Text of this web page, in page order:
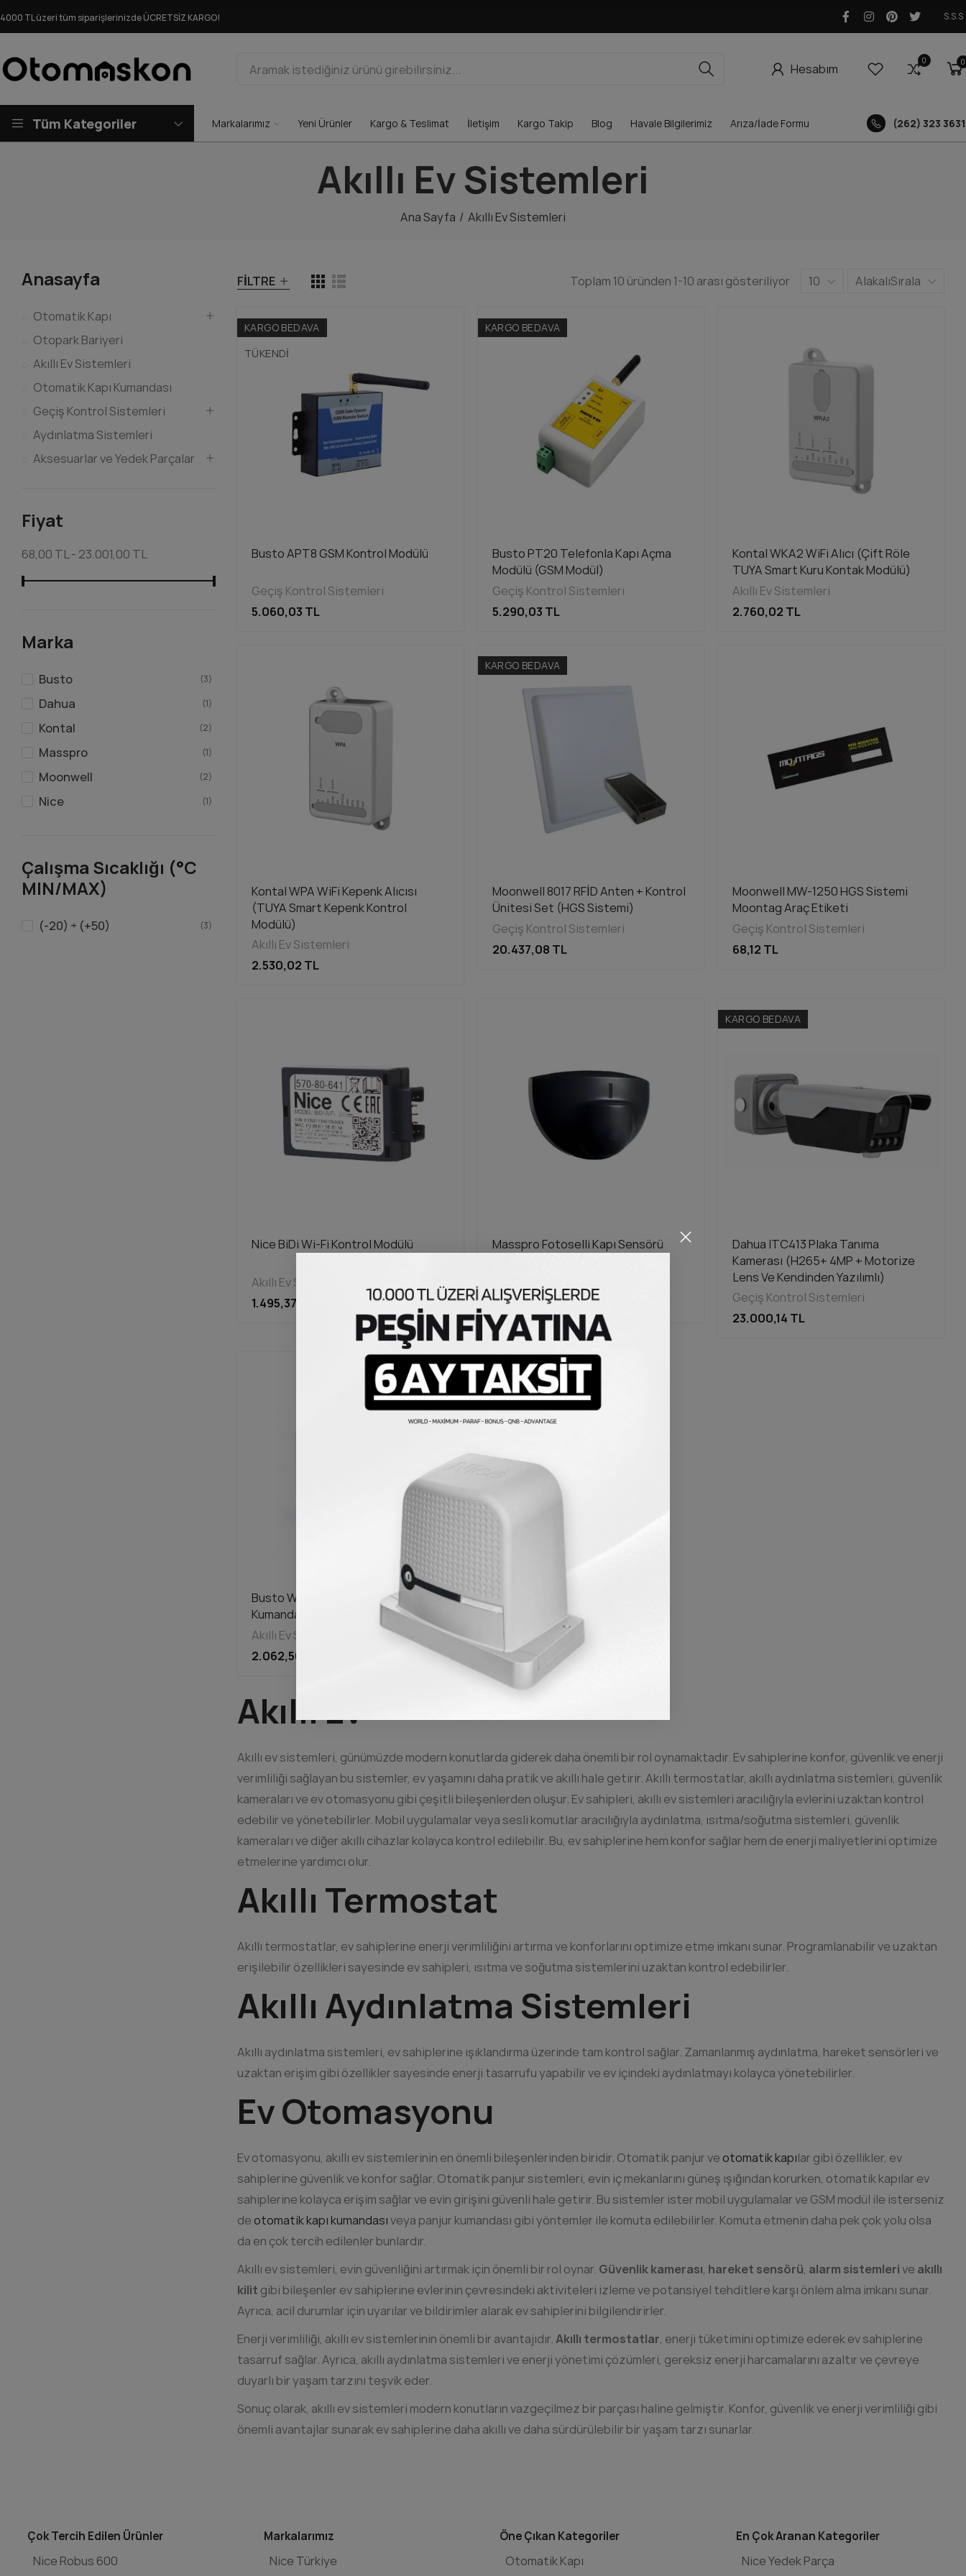
4000 TL üzeri tüm siparişlerinizde ÜCRETSİZ KARGO! S.S.S
Hesabım
0 0
Tüm Kategoriler Markalarımız Yeni Ürünler Kargo & Teslimat İletişim Kargo Takip Blog Havale Bilgilerimiz Arıza/İade Formu (262) 323 3631
Akıllı Ev Sistemleri
Ana Sayfa Akıllı Ev Sistemleri
FILTRE Toplam 10 üründen 1-10 arası gösteriliyor 10 AlakalıSırala
KARGO BEDAVA
TÜKENDI
Busto APT8 GSM Kontrol Modülü
Geçiş Kontrol Sistemleri
5.060,03 TL
KARGO BEDAVA
Busto PT20 Telefonla Kapı Açma
Modülü (GSM Modül)
Geçiş Kontrol Sistemleri
5.290,03 TL
Kontal WKA2 WiFi Alıcı (Çift Röle
TUYA Smart Kuru Kontak Modülü)
Akıllı Ev Sistemleri
2.760,02 TL
Kontal WPA WiFi Kepenk Alıcısı
(TUYA Smart Kepenk Kontrol
Modülü)
Akıllı Ev Sistemleri
2.530,02 TL
KARGO BEDAVA
Moonwell 8017 RFİD Anten + Kontrol
Ünitesi Set (HGS Sistemi)
Geçiş Kontrol Sistemleri
20.437,08 TL
Moonwell MW-1250 HGS Sistemi
Moontag Araç Etiketi
Geçiş Kontrol Sistemleri
68,12 TL
Nice BiDi Wi-Fi Kontrol Modülü
Akıllı Ev Sistemleri
1.495,37 TL
Masspro Fotoselli Kapı Sensörü
Geçiş Kontrol Sistemleri
1.334,01 TL
KARGO BEDAVA
Dahua ITC413 Plaka Tanıma
Kamerası (H265+ 4MP + Motorize
Lens Ve Kendinden Yazılımlı)
Geçiş Kontrol Sistemleri
23.000,14 TL
Busto WF2 WiFi Modül Ve Akıllı
Kumanda Alıcısı
Akıllı Ev Sistemleri
2.062,50 TL
Akıllı Ev
Akıllı ev sistemleri, günümüzde modern konutlarda giderek daha önemli bir rol oynamaktadır. Ev sahiplerine konfor, güvenlik ve enerji
verimliliği sağlayan bu sistemler, ev yaşamını daha pratik ve akıllı hale getirir. Akıllı termostatlar, akıllı aydınlatma sistemleri, güvenlik
kameraları ve ev otomasyonu gibi çeşitli bileşenlerden oluşur. Ev sahipleri, akıllı ev sistemleri aracılığıyla evlerini uzaktan kontrol
edebilir ve yönetebilirler. Mobil uygulamalar veya sesli komutlar aracılığıyla aydınlatma, ısıtma/soğutma sistemleri, güvenlik
kameraları ve diğer akıllı cihazlar kolayca kontrol edilebilir. Bu, ev sahiplerine hem konfor sağlar hem de enerji maliyetlerini optimize
etmelerine yardımcı olur.
Akıllı Termostat
Akıllı termostatlar, ev sahiplerine enerji verimliliğini artırma ve konforlarını optimize etme imkanı sunar. Programlanabilir ve uzaktan
erişilebilir özellikleri sayesinde ev sahipleri, ısıtma ve soğutma sistemlerini uzaktan kontrol edebilirler.
Akıllı Aydınlatma Sistemleri
Akıllı aydınlatma sistemleri, ev sahiplerine ışıklandırma üzerinde tam kontrol sağlar. Zamanlanmış aydınlatma, hareket sensörleri ve
uzaktan erişim gibi özellikler sayesinde enerji tasarrufu yapabilir ve ev içindeki aydınlatmayı kolayca yönetebilirler.
Ev Otomasyonu
Ev otomasyonu, akıllı ev sistemlerinin en önemli bileşenlerinden biridir. Otomatik panjur ve otomatik kapılar gibi özellikler, ev
sahiplerine güvenlik ve konfor sağlar. Otomatik panjur sistemleri, evin iç mekanlarını güneş ışığından korurken, otomatik kapılar ev
sahiplerine kolayca erişim sağlar ve evin girişini güvenli hale getirir. Bu sistemler ister mobil uygulamalar ve GSM modül ile isterseniz
de otomatik kapı kumandasıveya panjur kumandası gibi yöntemler ile komuta edilebilirler. Komuta etmenin daha pek çok yolu olsa
da en çok tercih edilenler bunlardır.
Akıllı ev sistemleri, evin güvenliğini artırmak için önemli bir rol oynar. Güvenlik kamerası, hareket sensörü, alarm sistemlerive akıllı
kilit gibi bileşenler ev sahiplerine evlerinin çevresindeki aktiviteleri izleme ve potansiyel tehditlere karşı önlem alma imkanı sunar.
Ayrıca, acil durumlar için uyarılar ve bildirimler alarak ev sahiplerini bilgilendirirler.
Enerji verimliliği, akıllı ev sistemlerinin önemli bir avantajıdır.Akıllı termostatlar, enerji tüketimini optimize ederek ev sahiplerine
tasarruf sağlar. Ayrıca, akıllı aydınlatma sistemleri ve enerji yönetimi çözümleri, gereksiz enerji harcamalarını azaltır ve çevreye
duyarlı bir yaşam tarzını teşvik eder.
Sonuç olarak, akıllı ev sistemleri modern konutların vazgeçilmez bir parçası haline gelmiştir. Konfor, güvenlik ve enerji verimliliği gibi
önemli avantajlar sunarak ev sahiplerine daha akıllı ve daha sürdürülebilir bir yaşam tarzı sunarlar.
Anasayfa
Otomatik Kapı
Otopark Bariyeri
Akıllı Ev Sistemleri
Otomatik Kapı Kumandası
Geçiş Kontrol Sistemleri
Aydınlatma Sistemleri
Aksesuarlar ve Yedek Parçalar
Fiyat
68,00 TL - 23.001,00 TL
Marka
Busto (3)
Dahua (1)
Kontal (2)
Masspro (1)
Moonwell (2)
Nice (1)
Çalışma Sıcaklığı (°C
MIN/MAX)
(-20) ÷ (+50) (3)
Çok Tercih Edilen Ürünler
Nice Robus 600
Markalarımız
Nice Türkiye
Öne Çıkan Kategoriler
Otomatik Kapı
En Çok Aranan Kategoriler
Nice Yedek Parça